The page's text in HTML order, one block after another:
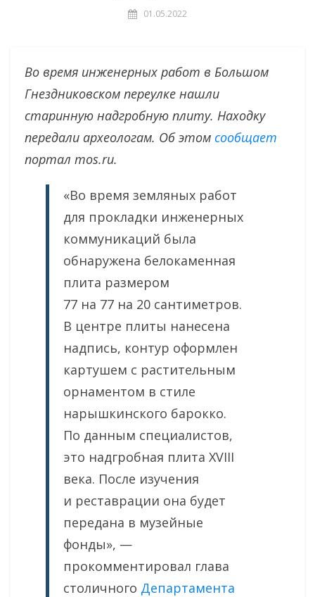
01.05.2022
Во время инженерных работ в Большом
Гнездниковском переулке нашли
старинную надгробную плиту. Находку
передали археологам. Об этом сообщает
портал mos.ru.
«Во время земляных работ
для прокладки инженерных
коммуникаций была
обнаружена белокаменная
плита размером
77 на 77 на 20 сантиметров.
В центре плиты нанесена
надпись, контур оформлен
картушем с растительным
орнаментом в стиле
нарышкинского барокко.
По данным специалистов,
это надгробная плита XVIII
века. После изучения
и реставрации она будет
передана в музейные
фонды», —
прокомментировал глава
столичного Департамента